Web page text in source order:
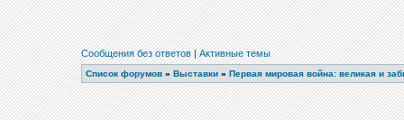
Сообщения без ответов|Активные темы
Список форумов » Выставки » Первая мировая война: великая и